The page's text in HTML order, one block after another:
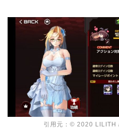
引用元：© 2020 LILITH